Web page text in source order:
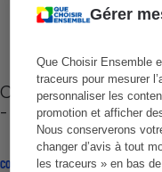
Gérer
Que Choisir Ensemble
traceurs pour mesurer
personnaliser les
promotion et afficher
Nous conserverons
changer d’avis à tout
les traceurs » en bas
Cafetière à
- Premières
CONSEILS